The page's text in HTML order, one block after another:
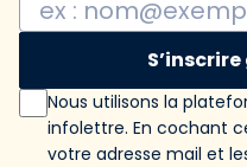
Nous utilisons la
infolettre. En cochant
votre adresse mail et